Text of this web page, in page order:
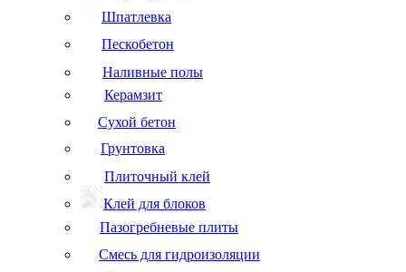
Шпатлевка
Пескобетон
Наливные полы
Керамзит
Сухой бетон
Грунтовка
Плиточный клей
Клей для блоков
Пазогребневые плиты
Смесь для гидроизоляции